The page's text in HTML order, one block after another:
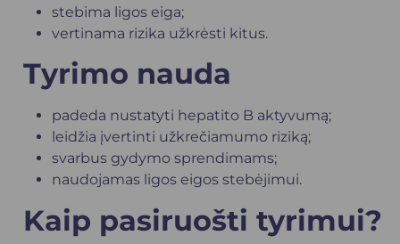
stebima ligos eiga;
vertinama rizika užkrėsti kitus.
Tyrimo nauda
padeda nustatyti hepatito B aktyvumą;
leidžia įvertinti užkrečiamumo riziką;
svarbus gydymo sprendimams;
naudojamas ligos eigos stebėjimui.
Kaip pasiruošti tyrimui?